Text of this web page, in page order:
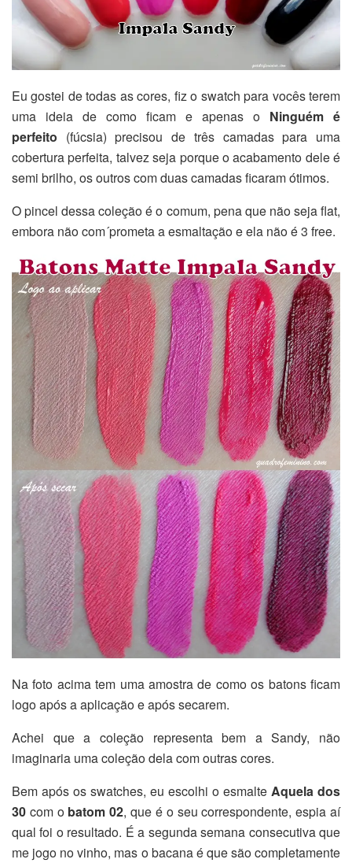
Eu gostei de todas as cores, fiz o swatch para vocês terem
uma ideia de como ficam e apenas o Ninguém é
perfeito (fúcsia) precisou de três camadas para uma
cobertura perfeita, talvez seja porque o acabamento dele é
semi brilho, os outros com duas camadas ficaram ótimos.
O pincel dessa coleção é o comum, pena que não seja flat,
embora não com´prometa a esmaltação e ela não é 3 free.
Na foto acima tem uma amostra de como os batons ficam
logo após a aplicação e após secarem.
Achei que a coleção representa bem a Sandy, não
imaginaria uma coleção dela com outras cores.
Bem após os swatches, eu escolhi o esmalte Aquela dos
30 com o batom 02, que é o seu correspondente, espia aí
qual foi o resultado. É a segunda semana consecutiva que
me jogo no vinho, mas o bacana é que são completamente